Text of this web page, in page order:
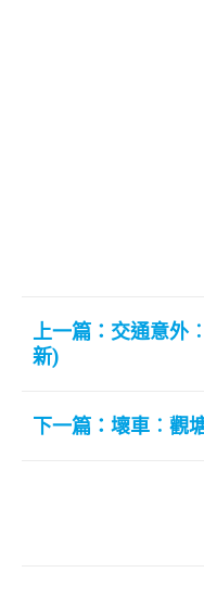
上一篇：交通意外
新)
下一篇：壞車︰觀